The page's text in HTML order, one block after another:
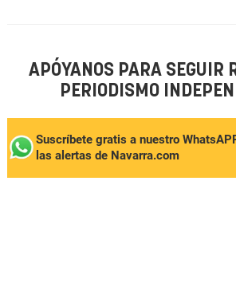
APÓYANOS PARA SEGUIR
PERIODISMO
Suscríbete gratis a nuestro
las alertas de Navarra.com